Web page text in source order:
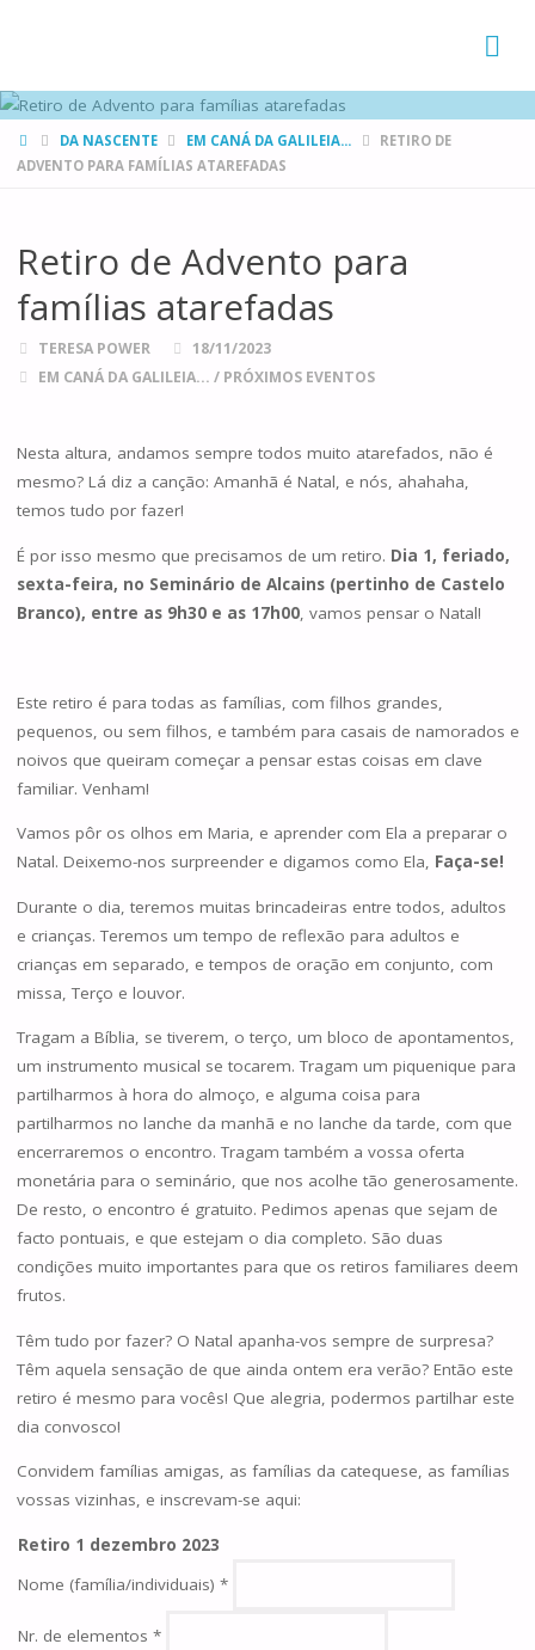
HOMEDA NASCENTE EM CANÁ DA GALILEIA...
RETIRO DE
ADVENTO PARA FAMÍLIAS ATAREFADAS
Retiro de Advento para
famílias atarefadas
TERESA POWER
18/11/2023
EM CANÁ DA GALILEIA... / PRÓXIMOS EVENTOS
Nesta altura, andamos sempre todos muito atarefados, não é
mesmo? Lá diz a canção: Amanhã é Natal, e nós, ahahaha,
temos tudo por fazer!
É por isso mesmo que precisamos de um retiro. Dia 1, feriado,
sexta-feira, no Seminário de Alcains (pertinho de Castelo
Branco), entre as 9h30 e as 17h00, vamos pensar o Natal!
Este retiro é para todas as famílias, com filhos grandes,
pequenos, ou sem filhos, e também para casais de namorados e
noivos que queiram começar a pensar estas coisas em clave
familiar. Venham!
Vamos pôr os olhos em Maria, e aprender com Ela a preparar o
Natal. Deixemo-nos surpreender e digamos como Ela, Faça-se!
Durante o dia, teremos muitas brincadeiras entre todos, adultos
e crianças. Teremos um tempo de reflexão para adultos e
crianças em separado, e tempos de oração em conjunto, com
missa, Terço e louvor.
Tragam a Bíblia, se tiverem, o terço, um bloco de apontamentos,
um instrumento musical se tocarem. Tragam um piquenique para
partilharmos à hora do almoço, e alguma coisa para
partilharmos no lanche da manhã e no lanche da tarde, com que
encerraremos o encontro. Tragam também a vossa oferta
monetária para o seminário, que nos acolhe tão generosamente.
De resto, o encontro é gratuito. Pedimos apenas que sejam de
facto pontuais, e que estejam o dia completo. São duas
condições muito importantes para que os retiros familiares deem
frutos.
Têm tudo por fazer? O Natal apanha-vos sempre de surpresa?
Têm aquela sensação de que ainda ontem era verão? Então este
retiro é mesmo para vocês! Que alegria, podermos partilhar este
dia convosco!
Convidem famílias amigas, as famílias da catequese, as famílias
vossas vizinhas, e inscrevam-se aqui:
Retiro 1 dezembro 2023
Nome (família/individuais) *
Nr. de elementos *